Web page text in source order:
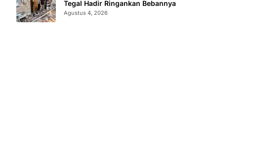
Tegal Hadir Ringankan Bebannya
Agustus 4, 2026